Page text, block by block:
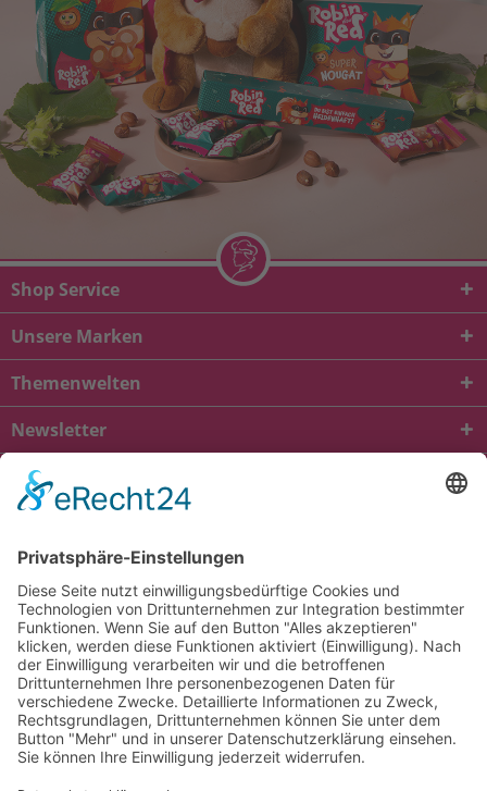
Shop Service
Unsere Marken
Themenwelten
Newsletter
* Alle Preise inkl. gesetzl. Mehrwertsteuer zzgl.
und ggf.
Nachnahmegebühren, wenn nicht anders beschrieben
viba.de
4.90von5.00bei1685
Kontakt Versandkosten und Lieferung
Zahlungsarten
FAQ – Häufig gestellte Fragen
Mein Konto
Allgemeine Geschäftsbedingungen
Datenschutz
Impressum
Barrierefreiheit
Cookie-Einstellungen
Widerrufsbelehrung
Vertrag widerrufen